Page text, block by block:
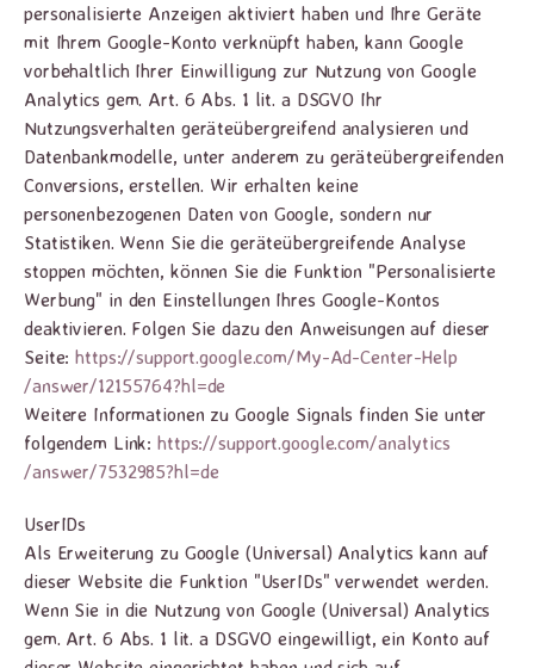
personalisierte Anzeigen aktiviert haben und Ihre Geräte
mit Ihrem Google-Konto verknüpft haben, kann Google
vorbehaltlich Ihrer Einwilligung zur Nutzung von Google
Analytics gem. Art. 6 Abs. 1 lit. a DSGVO Ihr
Nutzungsverhalten geräteübergreifend analysieren und
Datenbankmodelle, unter anderem zu geräteübergreifenden
Conversions, erstellen. Wir erhalten keine
personenbezogenen Daten von Google, sondern nur
Statistiken. Wenn Sie die geräteübergreifende Analyse
stoppen möchten, können Sie die Funktion "Personalisierte
Werbung" in den Einstellungen Ihres Google-Kontos
deaktivieren. Folgen Sie dazu den Anweisungen auf dieser
Seite:https://support.google.com/My-Ad-Center-Help
/answer/12155764?hl=de
Weitere Informationen zu Google Signals finden Sie unter
folgendem Link:https://support.google.com/analytics
/answer/7532985?hl=de
UserIDs
Als Erweiterung zu Google (Universal) Analytics kann auf
dieser Website die Funktion "UserIDs" verwendet werden.
Wenn Sie in die Nutzung von Google (Universal) Analytics
gem. Art. 6 Abs. 1 lit. a DSGVO eingewilligt, ein Konto auf